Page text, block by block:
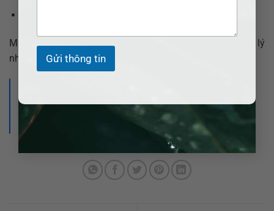
Gửi thông tin
Miễn phí tư vấn ban đầu – Bảo mật thông tin – Xử lý
nhanh chóng, chuyên nghiệp.
gây thương tích tại phường Tam Bình –
Bảo vệ quyền và lợi ích hợp pháp